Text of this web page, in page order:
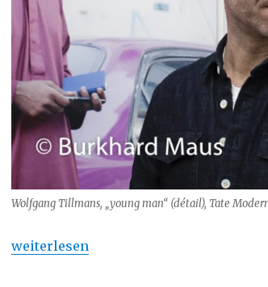
Wolfgang Tillmans, „young man“ (détail), Tate
„Wolfgang Tillmans – Kaiserring 2018“
weiterlesen